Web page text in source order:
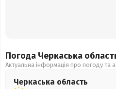
Погода Черкаська
Актуальна інформація про погоду та
Черкаська область